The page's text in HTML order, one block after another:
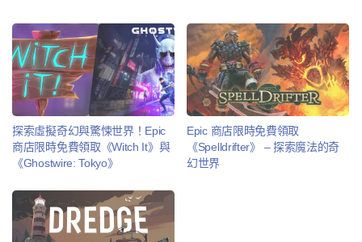
探索虛擬奇幻與驚悚世界！Epic
商店限時免費領取《Witch It》與
《Ghostwire: Tokyo》
Epic 商店限時免費領取
《Spelldrifter》 – 探索魔法的奇
幻世界